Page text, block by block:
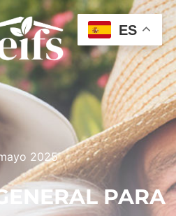
2025
PARA
ES